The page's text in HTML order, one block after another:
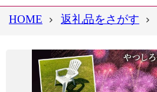
HOME 返礼品をさがす